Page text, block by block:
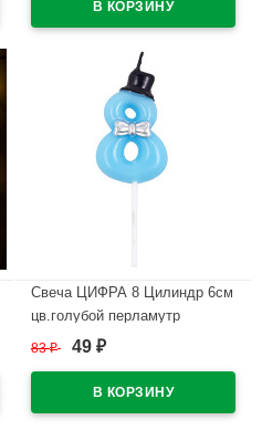
Свеча ЦИФРА 8 Цилиндр 6см
цв.голубой перламутр
арт.1502-6425
83₽ 49 ₽